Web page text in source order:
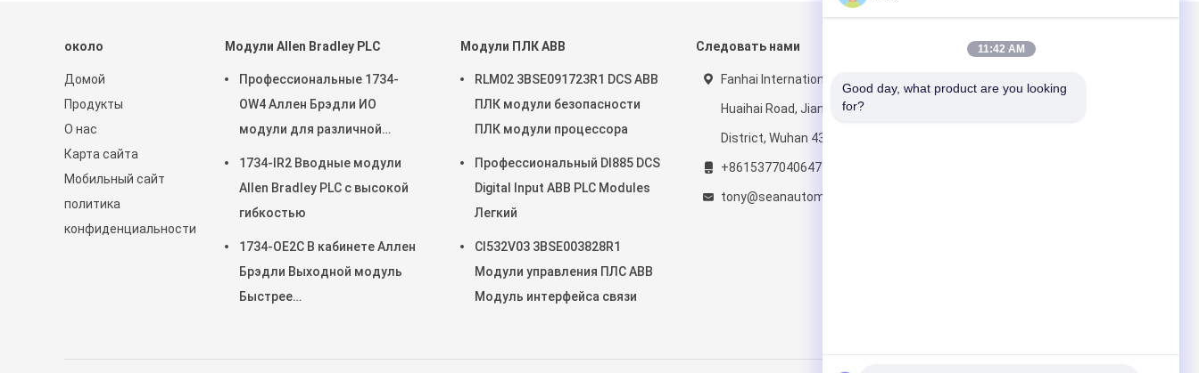
около
Домой
Продукты
О нас
Карта сайта
Мобильный сайт
политика
конфиденциальности
Модули Allen Bradley PLC
Профессиональные 1734-
OW4 Аллен Брэдли ИО
модули для различной
1734-IR2 Вводные модули
Allen Bradley PLC с высокой
гибкостью
1734-OE2C В кабинете Аллен
Брэдли Выходной модуль
Быстрее
Модули ПЛК ABB
RLM02 3BSE091723R1 DCS ABB
ПЛК модули безопасности
ПЛК модули процессора
Профессиональный DI885 DCS
Digital Input ABB PLC Modules
Легкий
CI532V03 3BSE003828R1
Модули управления ПЛС ABB
Модуль интерфейса связи
Следовать нами
Fanhai International SOHO,
Huaihai Road, Jianghan
District, Wuhan 430023.
+8615377040647
tony@seanautomation.com
Написать нам
11:42 AM
Good day, what product are you looking
for?